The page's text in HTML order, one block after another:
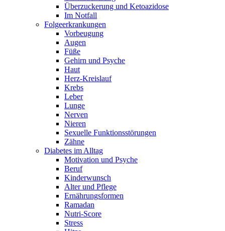
Überzuckerung und Ketoazidose
Im Notfall
Folgeerkrankungen
Vorbeugung
Augen
Füße
Gehirn und Psyche
Haut
Herz-Kreislauf
Krebs
Leber
Lunge
Nerven
Nieren
Sexuelle Funktionsstörungen
Zähne
Diabetes im Alltag
Motivation und Psyche
Beruf
Kinderwunsch
Alter und Pflege
Ernährungsformen
Ramadan
Nutri-Score
Stress